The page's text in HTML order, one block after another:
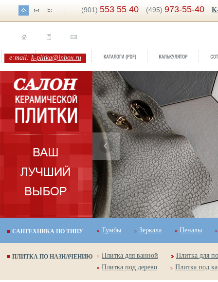
(901) 553 55 40 (495) 973-55-40
e:mail: k-plitka@inbox.ru
Бренд:Hopi
Коллекция:BayKer
САНТЕХНИКА ПО ТИПУ Тумбы Зеркала Пеналы
ПЛИТКА ПО НАЗНАЧЕНИЮ Плитка для ванной
Плитка для
Плитка под дерево
Плитка под